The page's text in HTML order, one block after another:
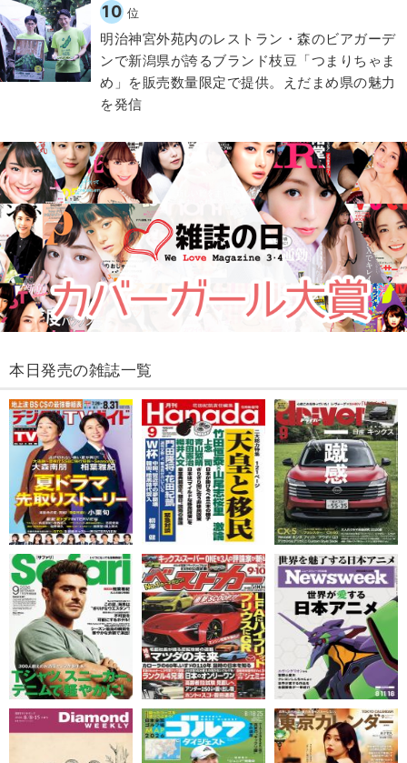
10 位
明治神宮外苑内のレストラン・森のビアガーデ
ンで新潟県が誇るブランド枝豆「つまりちゃま
め」を販売数量限定で提供。えだまめ県の魅力
を発信
本日発売の雑誌一覧